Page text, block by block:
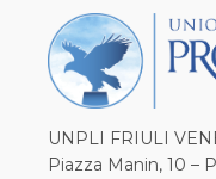
UNPLI FRIULI
Piazza Manin, 10 –